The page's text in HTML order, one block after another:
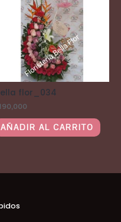
flor_034
AÑADIR AL CARRITO